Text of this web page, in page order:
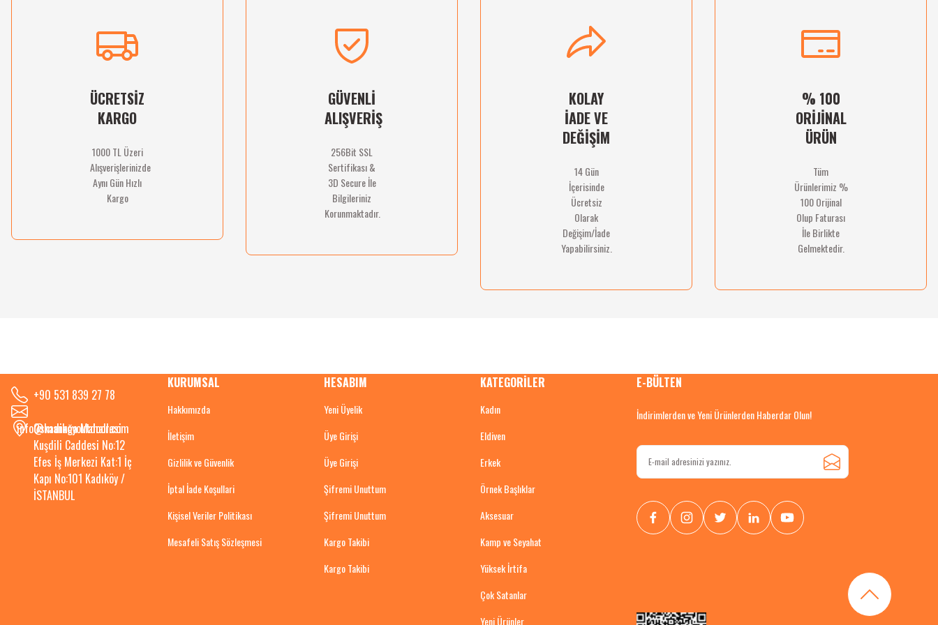
Ürün bilgilerinde hatalar bulunuyor.
ÜCRETSİZ
KARGO
1000 TL Üzeri
Alışverişlerinizde
Aynı Gün Hızlı
Kargo
GÜVENLİ
ALIŞVERİŞ
256Bit SSL
Sertifikası &
3D Secure İle
Bilgileriniz
Korunmaktadır.
KOLAY
İADE VE
DEĞİŞİM
14 Gün
İçerisinde
Ücretsiz
Olarak
Değişim/İade
Yapabilirsiniz.
% 100
ORİJİNAL
ÜRÜN
Tüm
Ürünlerimiz %
100 Orijinal
Olup Faturası
İle Birlikte
Gelmektedir.
+90 531 839 27 78
info@kadikoyoutdoor.com
Osmanağa Mahallesi
Kuşdili Caddesi No:12
Efes İş Merkezi Kat:1 İç
Kapı No:101 Kadıköy /
İSTANBUL
KURUMSAL
Hakkımızda
İletişim
Gizlilik ve Güvenlik
İptal İade Koşullari
Kişisel Veriler Politikası
Mesafeli Satış Sözleşmesi
HESABIM
Yeni Üyelik
Üye Girişi
Üye Girişi
Şifremi Unuttum
Şifremi Unuttum
Kargo Takibi
Kargo Takibi
KATEGORİLER
Kadın
Eldiven
Erkek
Örnek Başlıklar
Aksesuar
Kamp ve Seyahat
Yüksek İrtifa
Çok Satanlar
Yeni Ürünler
E-BÜLTEN
İndirimlerden ve Yeni Ürünlerden Haberdar Olun!